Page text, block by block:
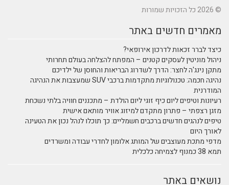
© 2026 כל הזכויות שמורות
מאמרים חדשים באתר
כיצד לברר זכאות לדרכון אירופאי?
ניהול מוניטין לעסקים קטנים – המפתח להצלחה בעולם תחרותי
מתקן נינג'ה לחצר: הדרך לשדרוג הבריאות והחוסן של ילדיכם
נהיגה חכמה: טכנולוגיות מתקדמות ברכבי SUV שמעצבות את הנהיגה
המודרנית
רעיונות וטיפים ליום כיף זוגי ליום הולדת – מתכננים חוויה בלתי נשכחת
מזגן רצפתי – פתרון מתקדם למיזוג אוויר מותאם אישית
טיפים לנהגים חדשים ברכבים חשמליים: כך תוכלו לנהל נכון את הטעינה
לאורך היום
מדפי מתכת מעוצבים של המותג אלומון לחדרי עבודה ומשרדים
תמא 38 כמנוף לצמיחה כלכלית
נושאים באתר